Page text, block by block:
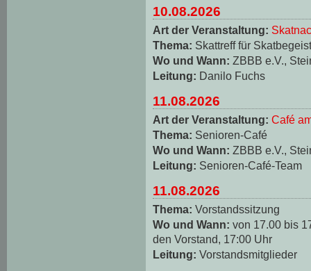
10.08.2026
Art der Veranstaltung:
Thema: Skattreff für
Wo und Wann: ZBBB e.V.,
Leitung: Danilo Fuchs
11.08.2026
Art der Veranstaltung: Café
Thema: Senioren-Café
Wo und Wann: ZBBB e.V.,
Leitung: Senioren-Café-Team
11.08.2026
Thema: Vorstandssitzung
Wo und Wann: von 17.00 bis
den Vorstand, 17:00 Uhr
Leitung: Vorstandsmitglieder